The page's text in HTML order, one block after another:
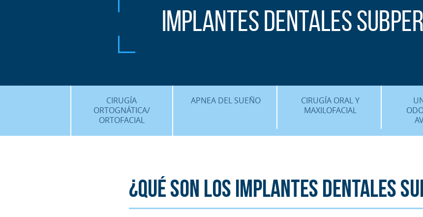
ATENCIÓN
UNIDAD DE
Implantes dentales
CIRUGÍA
ORTOGNÁTICA/
ORTOFACIAL
SURGERY FIRST
INVASIVA
APNEA DEL SUEÑO
¿QUÉ ES…?
CASOS CLÍNICOS
CIRUGÍA ORAL Y
MAXILOFACIAL
¿QUÉ ES…?
¿Qué son los implantes dentales